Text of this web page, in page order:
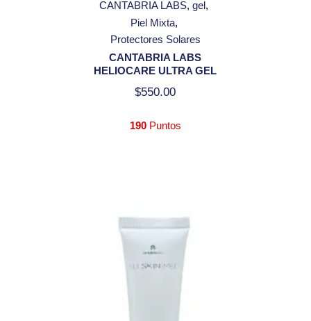
CANTABRIA LABS gel
Piel Mixta
Protectores Solares
CANTABRIA LABS
HELIOCARE ULTRA GEL
$550.00
190Puntos